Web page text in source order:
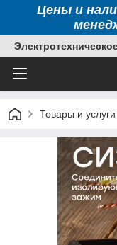
Цены и
Товары и услуги